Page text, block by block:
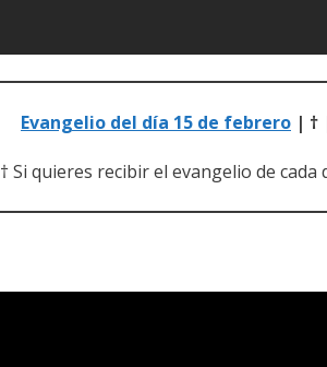
Evangelio del día 15 de febrero | †
† Si quieres recibir el evangelio de cada